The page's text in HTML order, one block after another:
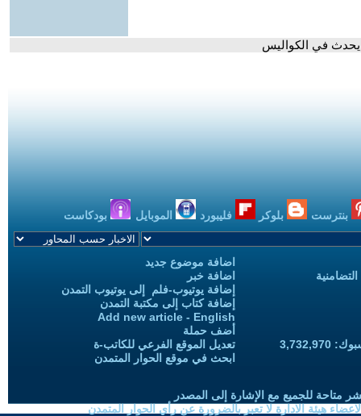
يحدث في الكواليس
بنترست بلوكر فليبورد الموبايل بودكاست
اضافة موضوع جديد
اضافة خبر
إضافة يوتيوب-فلم إلى يوتيوب التمدن
إضافة كتاب إلى مكتبة التمدن
Add new article - English
أضف حملة
تعديل الموقع الفرعي للكاتب-ة
ابحث في موقع الحوار المتمدن
متاحة للجميع مع الإشارة إلى المصدر
هيئة الادارة لا تعبر بالضرورة عن رأي الحوار المتمدن